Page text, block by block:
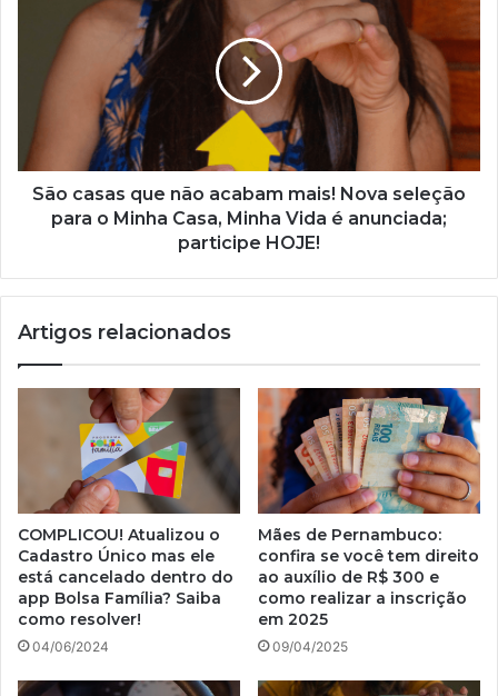
acabam
seleção
para
Minha
Vida
anunciada;
São casas que não acabam mais! Nova seleção
para o Minha Casa, Minha Vida é anunciada;
participe HOJE!
Artigos relacionados
COMPLICOU! Atualizou o
Cadastro Único mas ele
está cancelado dentro do
app Bolsa Família? Saiba
como resolver!
04/06/2024
Mães de Pernambuco:
confira se você tem direito
ao auxílio de R$ 300 e
como realizar a inscrição
em 2025
09/04/2025